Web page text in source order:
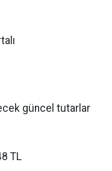
güncel tutarlar
TL